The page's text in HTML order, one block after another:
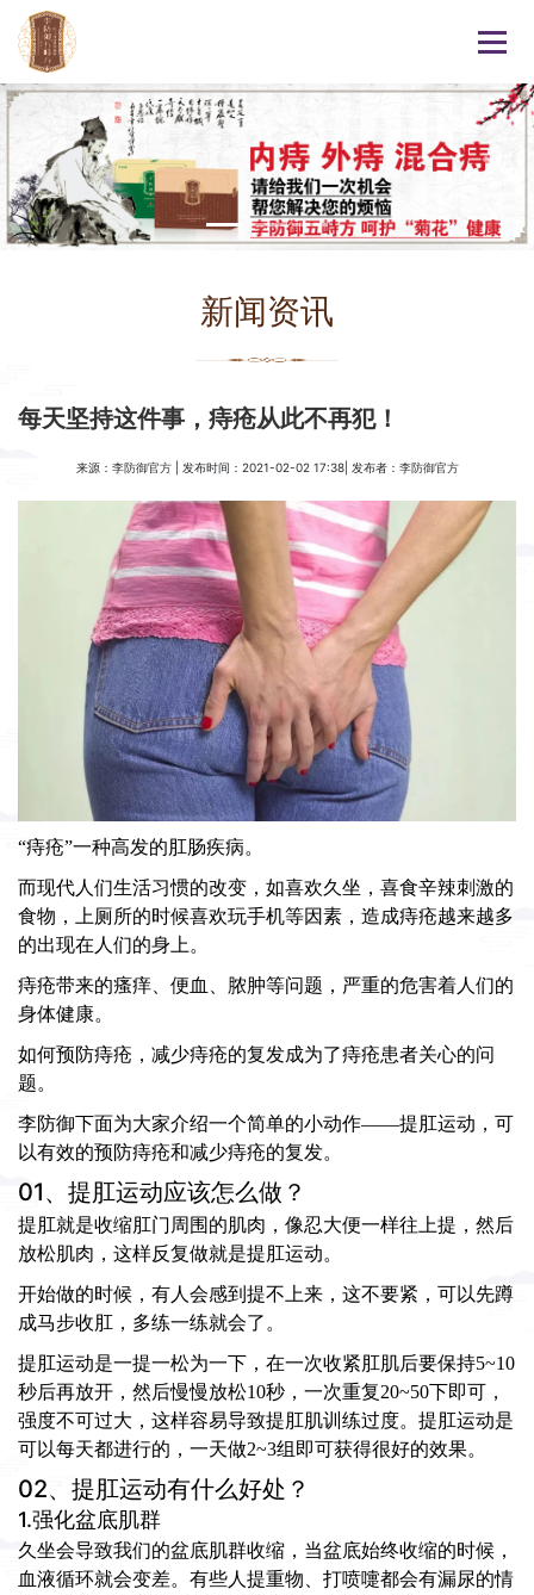
新闻资讯
每天坚持这件事，痔疮从此不再犯！
来源： 李防御官方| 发布时间：2021-02-02 17:38| 发布者： 李防御官方
“痔疮”一种高发的肛肠疾病。
而现代人们生活习惯的改变，如喜欢久坐，喜食辛辣刺激的
食物，上厕所的时候喜欢玩手机等因素，造成痔疮越来越多
的出现在人们的身上。
痔疮带来的瘙痒、便血、脓肿等问题，严重的危害着人们的
身体健康。
如何预防痔疮，减少痔疮的复发成为了痔疮患者关心的问
题。
李防御下面为大家介绍一个简单的小动作——提肛运动，可
以有效的预防痔疮和减少痔疮的复发。
01、提肛运动应该怎么做？
提肛就是收缩肛门周围的肌肉，像忍大便一样往上提，然后
放松肌肉，这样反复做就是提肛运动。
开始做的时候，有人会感到提不上来，这不要紧，可以先蹲
成马步收肛，多练一练就会了。
提肛运动是一提一松为一下，在一次收紧肛肌后要保持5~10
秒后再放开，然后慢慢放松10秒，一次重复20~50下即可，
强度不可过大，这样容易导致提肛肌训练过度。提肛运动是
可以每天都进行的，一天做2~3组即可获得很好的效果。
02、提肛运动有什么好处？
1.强化盆底肌群
久坐会导致我们的盆底肌群收缩，当盆底始终收缩的时候，
血液循环就会变差。有些人提重物、打喷嚏都会有漏尿的情